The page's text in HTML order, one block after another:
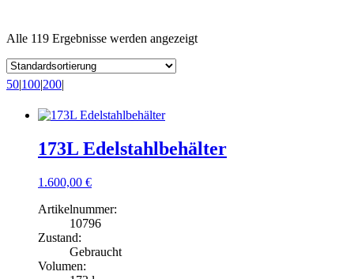
Gebraucht(2)
Werksneu(117)
Stehend auf Rollen(1)
Edelstahl AISI304 V2A
Edelstahl AISI316 V4A
Alle 119 Ergebnisse werden angezeigt
50|100|200|
173L Edelstahlbehälter
1.600,00 €
Artikelnummer:
10796
Zustand:
Gebraucht
Volumen: